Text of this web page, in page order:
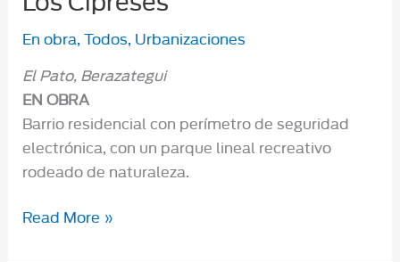
En obra, Todos, Urbanizaciones
El Pato, Berazategui
EN OBRA
Barrio residencial con perímetro de seguridad
electrónica, con un parque lineal recreativo
rodeado de naturaleza.
Los
Read More »